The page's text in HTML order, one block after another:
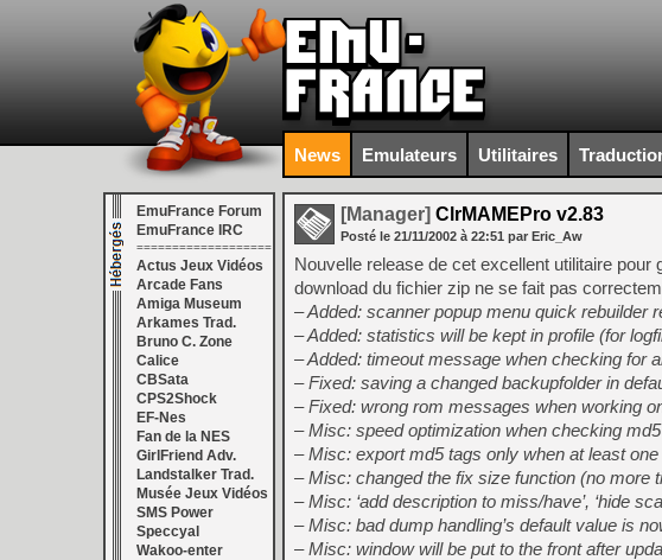
News Emulateurs Utilitaires
EmuFrance Forum
EmuFrance IRC
===================
Actus Jeux Vidéos
Arcade Fans
Amiga Museum
Arkames Trad.
Bruno C. Zone
Calice
CBSata
CPS2Shock
EF-Nes
Fan de la NES
GirlFriend Adv.
Landstalker Trad.
Musée Jeux Vidéos
SMS Power
Speccyal
Wakoo-enter
[Manager] ClrMAMEPro v2.83
Posté le 21/11/2002 à 22:51 par Eric_Aw
Nouvelle release de cet excellent utilitaire
download du fichier zip ne se fait pas
– Added: scanner popup menu quick
– Added: statistics will be kept in profile (for
– Added: timeout message when checking for
– Fixed: saving a changed backupfolder in
– Fixed: wrong rom messages when working
– Misc: speed optimization when checking
– Misc: export md5 tags only when at least
– Misc: changed the fix size function (no more
– Misc: ‘add description to miss/have’, ‘hide
– Misc: bad dump handling’s default value is
– Misc: window will be put to the front after